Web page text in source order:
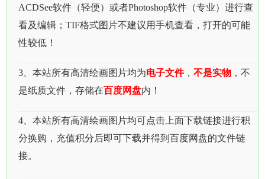
ACDSee软件（轻便）或者Photoshop软件（专业）进行查
看及编辑；TIF格式图片不建议用手机查看，打开的可能
性较低！
3、本站所有高清绘画图片均为电子文件， 不是实物 ，不
是纸质文件，存储在百度网盘内！
4、本站所有高清绘画图片均可点击上面下载链接进行积
分换购，充值积分后即可下载并得到百度网盘的文件链
接。